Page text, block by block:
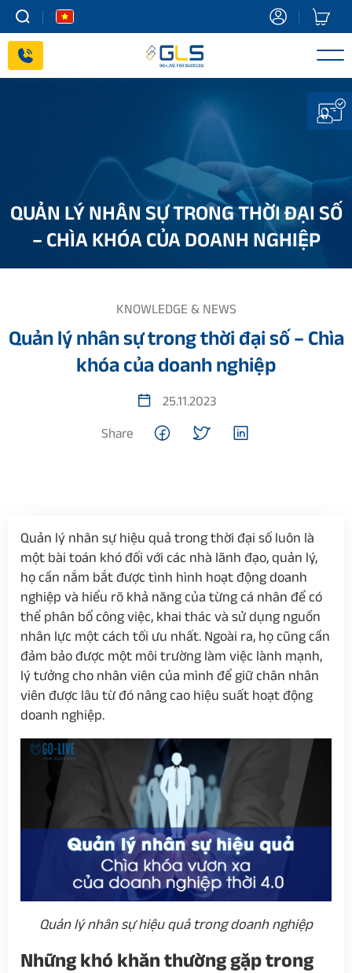
Skip
content
QUẢN LÝ NHÂN SỰ TRONG THỜI ĐẠI SỐ
– CHÌA KHÓA CỦA DOANH NGHIỆP
KNOWLEDGE & NEWS
Quản lý nhân sự trong thời đại số – Chìa
khóa của doanh nghiệp
25.11.2023
Share
Quản lý nhân sự hiệu quả trong thời đại số luôn là
một bài toán khó đối với các nhà lãnh đạo, quản lý,
họ cần nắm bắt được tình hình hoạt động doanh
nghiệp và hiểu rõ khả năng của từng cá nhân để có
thể phân bổ công việc, khai thác và sử dụng nguồn
nhân lực một cách tối ưu nhất. Ngoài ra, họ cũng cần
đảm bảo được một môi trường làm việc lành mạnh,
lý tưởng cho nhân viên của mình để giữ chân nhân
viên được lâu từ đó nâng cao hiệu suất hoạt động
doanh nghiệp.
Quản lý nhân sự hiệu quả trong doanh nghiệp
Những khó khăn thường gặp trong